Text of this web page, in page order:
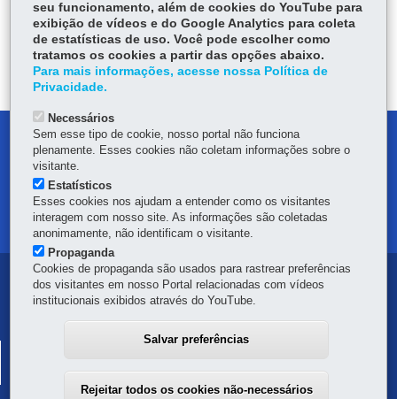
ce
bo
ok
Tw
itt
er
ha
ts
Ap
p
Voltar Início Imprimir Baixar
MAPA DO SITE
DENUNCIE CORRUPÇÃO
Navegação
principal
SISTEMA PÚBLICO DE ESCRITURAÇÃO DIGITAL
seu funcionamento, além de cookies do YouTube para
exibição de vídeos e do Google Analytics para coleta
de estatísticas de uso. Você pode escolher como
tratamos os cookies a partir das opções abaixo.
Para mais informações, acesse nossa Política de
Privacidade.
Necessários
Sem esse tipo de cookie, nosso portal não funciona
plenamente. Esses cookies não coletam informações sobre o
visitante.
Estatísticos
Esses cookies nos ajudam a entender como os visitantes
interagem com nosso site. As informações são coletadas
anonimamente, não identificam o visitante.
Propaganda
Cookies de propaganda são usados para rastrear preferências
dos visitantes em nosso Portal relacionadas com vídeos
institucionais exibidos através do YouTube.
Salvar preferências
Rejeitar todos os cookies não-necessários